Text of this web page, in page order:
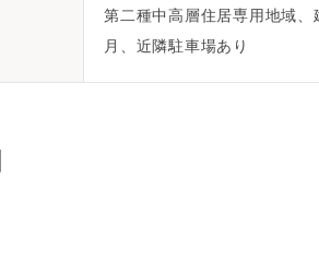
第二種中高層住居専用地域
月、近隣駐車場あり